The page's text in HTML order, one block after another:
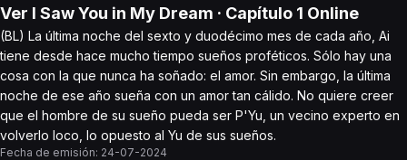
Ver I Saw You in My Dream · Capítulo 1 Online
(BL) La última noche del sexto y duodécimo mes de cada año, Ai
tiene desde hace mucho tiempo sueños proféticos. Sólo hay una
cosa con la que nunca ha soñado: el amor. Sin embargo, la última
noche de ese año sueña con un amor tan cálido. No quiere creer
que el hombre de su sueño pueda ser P'Yu, un vecino experto en
volverlo loco, lo opuesto al Yu de sus sueños.
Fecha de emisión: 24-07-2024